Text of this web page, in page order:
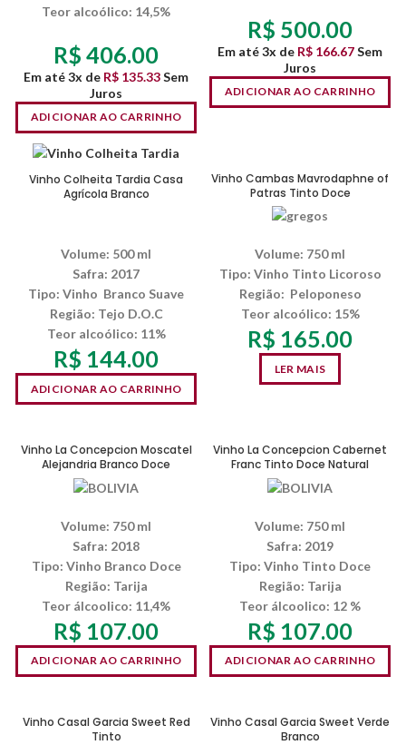
Teor alcoólico: 14,5%
R$ 406.00
Em até 3x de R$ 135.33Sem
Juros
ADICIONAR AO CARRINHO
R$ 500.00
Em até 3x de R$ 166.67Sem
Juros
ADICIONAR AO CARRINHO
Vinho Colheita Tardia Casa
Agrícola Branco
Volume: 500 ml
Safra: 2017
Tipo: Vinho Branco Suave
Região: Tejo D.O.C
Teor alcoólico: 11%
R$ 144.00
ADICIONAR AO CARRINHO
Vinho Cambas Mavrodaphne of
Patras Tinto Doce
Volume: 750 ml
Tipo: Vinho Tinto Licoroso
Região: Peloponeso
Teor alcoólico: 15%
R$ 165.00
LER MAIS
Vinho La Concepcion Moscatel
Alejandria Branco Doce
Volume: 750 ml
Safra: 2018
Tipo: Vinho Branco Doce
Região: Tarija
Teor álcoolico: 11,4%
R$ 107.00
ADICIONAR AO CARRINHO
Vinho La Concepcion Cabernet
Franc Tinto Doce Natural
Volume: 750 ml
Safra: 2019
Tipo: Vinho Tinto Doce
Região: Tarija
Teor álcoolico: 12 %
R$ 107.00
ADICIONAR AO CARRINHO
Vinho Casal Garcia Sweet Red
Tinto
Vinho Casal Garcia Sweet Verde
Branco